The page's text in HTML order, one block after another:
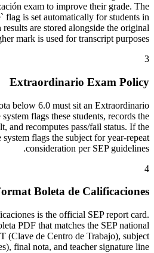
exam to improve their grade. The
flag is set automatically for students in
are stored alongside the original
mark is used for transcript purposes.
3
Extraordinario Exam Policy
below 6.0 must sit an Extraordinario
flags these students, records the
and recomputes pass/fail status. If the
flags the subject for year-repeat
consideration per SEP guidelines.
4
Boleta de Calificaciones
is the official SEP report card.
PDF that matches the SEP national
(Clave de Centro de Trabajo), subject
final nota, and teacher signature line.